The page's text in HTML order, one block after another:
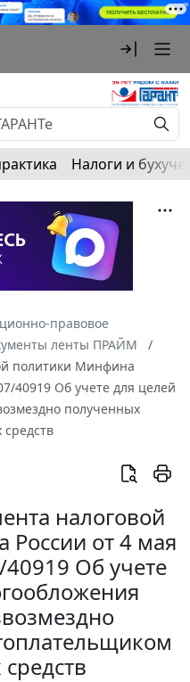
Налоги и
правовое
ленты ПРАЙМ
политики Минфина
40919 Об учете для целей
полученных
налоговой
от 4 мая
40919 Об учете